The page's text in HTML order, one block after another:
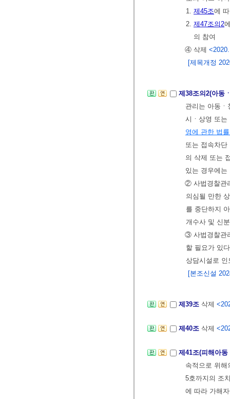
1. 제45조에
2. 제47조의2
의 참여
④ 삭제
[제목개정
제38조의2(아동
관리는 아동ㆍ
시ㆍ상영 또
영에 관한 법
또는 접속차
의 삭제 또는
있는 경우에
② 사법경찰관
의심될 만한
를 중단하지
개수사 및 신
③ 사법경찰관
할 필요가 있
상담시설로
[본조신설
제39조 삭제
제40조 삭제
제41조(피해아
속적으로 위
5호까지의 조
에 따라 가해